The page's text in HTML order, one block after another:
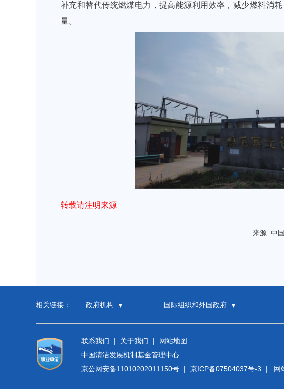
补充和替代传统燃煤电力，提高能源利用效率，减少燃料消
量。
转载请注明来源
来源: 中
相关链接： 政府机构 国际组织和外国政府
联系我们 | 关于我们 |
网站地图
中国清洁发展机制基金管理中心
京公网安备11010202011150号
| 京ICP备07504037号-3 | 网